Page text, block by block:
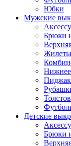
Юбки
Мужские
Брюки
Жилеты
Нижнее
Детские
Брюки